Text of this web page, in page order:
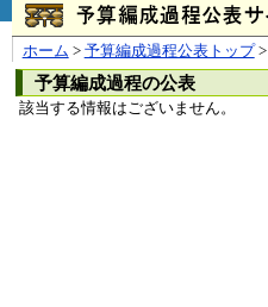
ホーム > 予算編成過程公表トップ>
予算編成過程の公表
該当する情報はございません。